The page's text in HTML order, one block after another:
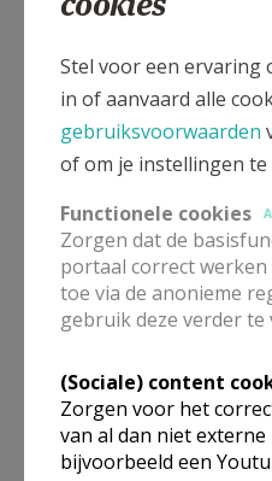
pelgrimstweedaagse
Gepubliceerd door
Pelgrimspastoraal Bisdom
Stel voor een ervaring
in of aanvaard alle
gebruiksvoorwaarden
of om je instellingen te
Functionele cookies
Zorgen dat de
portaal correct werken
toe via de anonieme
gebruik deze verder te
(Sociale) content
Zorgen voor het
van al dan niet externe
bijvoorbeeld een